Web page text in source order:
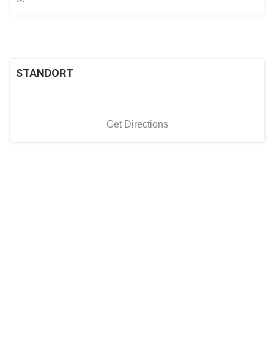
STANDORT
Get Directions